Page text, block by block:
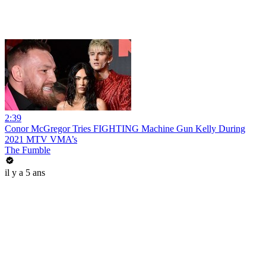
2:39
Conor McGregor Tries FIGHTING Machine Gun Kelly During
2021 MTV VMA’s
The Fumble
il y a 5 ans